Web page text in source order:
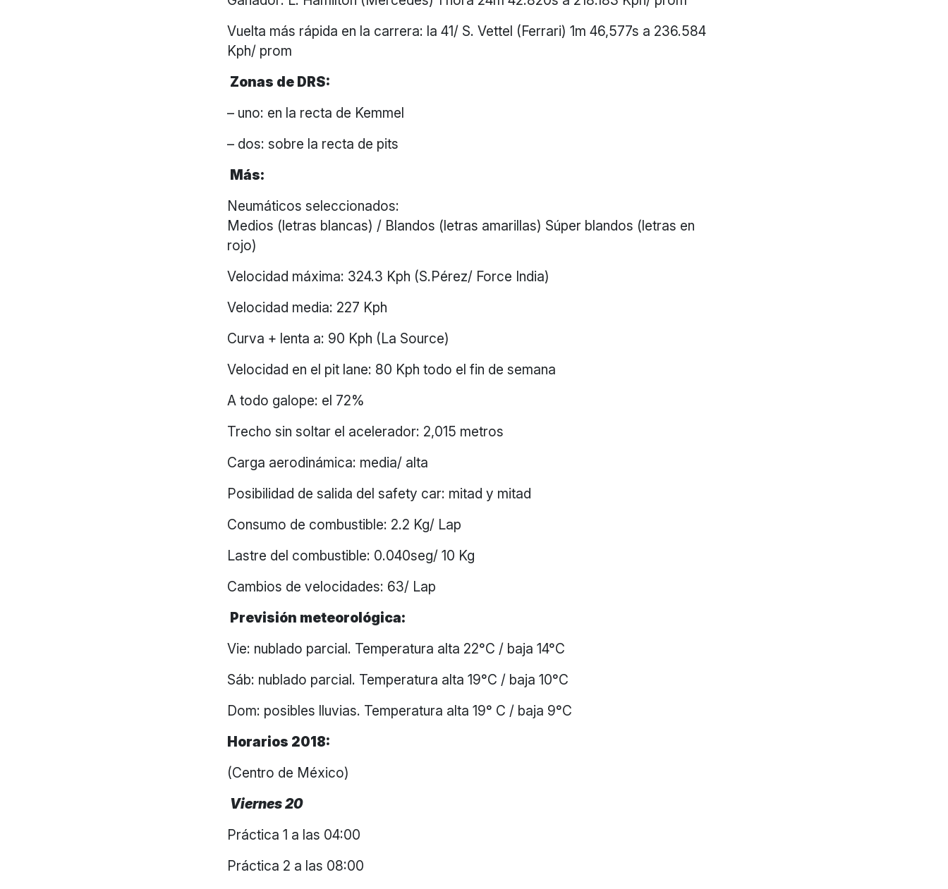
Vuelta más rápida en la carrera: la 41/ S. Vettel (Ferrari) 1m 46,577s a 236.584
Kph/ prom
Zonas de DRS:
– uno: en la recta de Kemmel
– dos: sobre la recta de pits
Más:
Neumáticos seleccionados:
Medios (letras blancas) / Blandos (letras amarillas) Súper blandos (letras en
rojo)
Velocidad máxima: 324.3 Kph (S.Pérez/ Force India)
Velocidad media: 227 Kph
Curva + lenta a: 90 Kph (La Source)
Velocidad en el pit lane: 80 Kph todo el fin de semana
A todo galope: el 72%
Trecho sin soltar el acelerador: 2,015 metros
Carga aerodinámica: media/ alta
Posibilidad de salida del safety car: mitad y mitad
Consumo de combustible: 2.2 Kg/ Lap
Lastre del combustible: 0.040seg/ 10 Kg
Cambios de velocidades: 63/ Lap
Previsión meteorológica:
Vie: nublado parcial. Temperatura alta 22°C / baja 14°C
Sáb: nublado parcial. Temperatura alta 19°C / baja 10°C
Dom: posibles lluvias. Temperatura alta 19° C / baja 9°C
Horarios 2018:
(Centro de México)
Viernes 20
Práctica 1 a las 04:00
Práctica 2 a las 08:00